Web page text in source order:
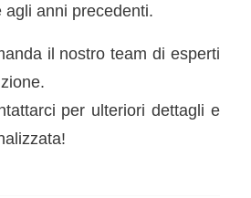
anni precedenti.
il nostro team di esperti
per ulteriori dettagli e